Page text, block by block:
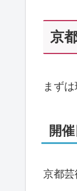
京
まず
開
京都芸